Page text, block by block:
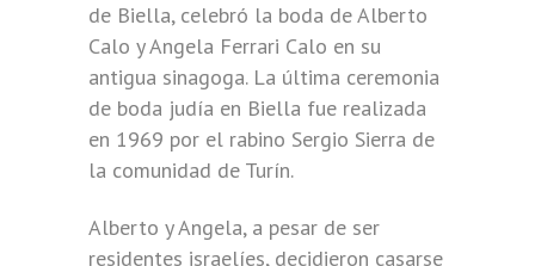
de Biella, celebró la boda de Alberto
Calo y Angela Ferrari Calo en su
antigua sinagoga. La última ceremonia
de boda judía en Biella fue realizada
en 1969 por el rabino Sergio Sierra de
la comunidad de Turín.
Alberto y Angela, a pesar de ser
residentes israelíes, decidieron casarse